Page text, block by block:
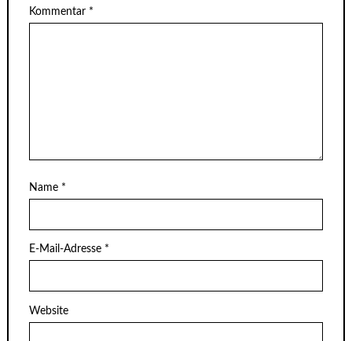
Kommentar *
Name *
E-Mail-Adresse *
Website